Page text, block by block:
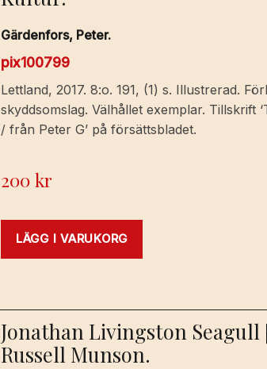
Gärdenfors, Peter.
pix100799
Lettland, 2017. 8:o. 191, (1) s. Illustrerad.
skyddsomslag. Välhållet exemplar. Tillskrift
/ från Peter G’ på försättsbladet.
200kr
LÄGG I VARUKORG
Jonathan Livingston
Russell Munson.